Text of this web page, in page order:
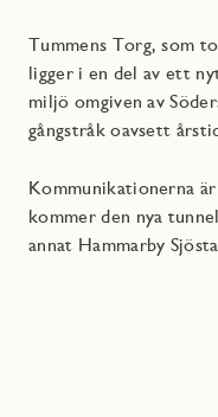
Tummens Torg, som
ligger i en del av ett
miljö omgiven av
gångstråk oavsett
Kommunikationerna
kommer den nya
annat Hammarby